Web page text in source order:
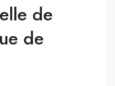
de
de